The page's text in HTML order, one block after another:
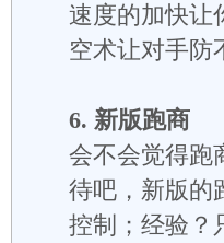
速度的加快让
空术让对手防
6. 新版跑商
会不会觉得跑
待吧，新版的
控制；经验？